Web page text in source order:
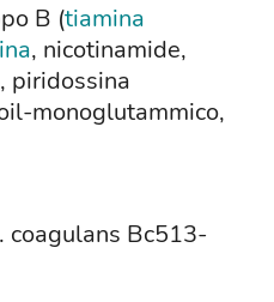
B (tiamina
, nicotinamide,
piridossina
monoglutammico,
coagulans Bc513-